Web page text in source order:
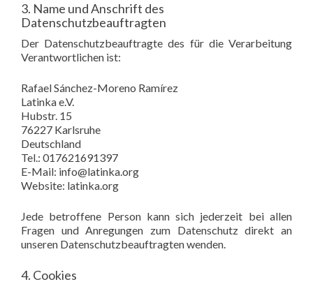
3. Name und Anschrift des
Datenschutzbeauftragten
Der Datenschutzbeauftragte des für die Verarbeitung
Verantwortlichen ist:
Rafael Sánchez-Moreno Ramírez
Latinka e.V.
Hubstr. 15
76227 Karlsruhe
Deutschland
Tel.: 017621691397
E-Mail: info@latinka.org
Website: latinka.org
Jede betroffene Person kann sich jederzeit bei allen
Fragen und Anregungen zum Datenschutz direkt an
unseren Datenschutzbeauftragten wenden.
4. Cookies